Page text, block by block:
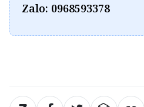
Zalo: 0968593378